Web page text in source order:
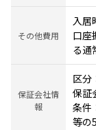
その他費用
入居
口座
る通
保証会社情
報
区分
保証
条件
等の